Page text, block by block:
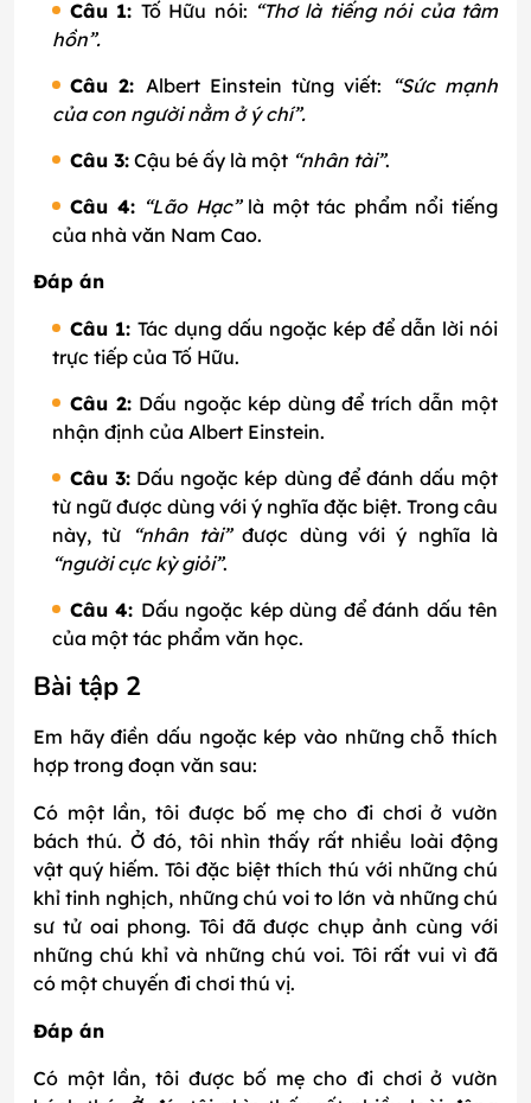
Câu 1: Tố Hữu nói: “Thơ là tiếng nói của tâm
hồn”.
Câu 2: Albert Einstein từng viết:
“Sức mạnh
của con người nằm ở ý chí”.
Câu 3: Cậu bé ấy là một “nhân tài”.
Câu 4: “Lão Hạc”là một tác phẩm nổi tiếng
của nhà văn Nam Cao.
Đáp án
Câu 1: Tác dụng dấu ngoặc kép để dẫn lời nói
trực tiếp của Tố Hữu.
Câu 2: Dấu ngoặc kép dùng để trích dẫn một
nhận định của Albert Einstein.
Câu 3: Dấu ngoặc kép dùng để đánh dấu một
từ ngữ được dùng với ý nghĩa đặc biệt. Trong câu
này, từ
“nhân tài”được dùng với ý nghĩa là
“người cực kỳ giỏi”.
Câu 4: Dấu ngoặc kép dùng để đánh dấu tên
của một tác phẩm văn học.
Bài tập 2
Em hãy điền dấu ngoặc kép vào những chỗ thích
hợp trong đoạn văn sau:
Có một lần, tôi được bố mẹ cho đi chơi ở vườn
bách thú. Ở đó, tôi nhìn thấy rất nhiều loài động
vật quý hiếm. Tôi đặc biệt thích thú với những chú
khỉ tinh nghịch, những chú voi to lớn và những chú
sư tử oai phong. Tôi đã được chụp ảnh cùng với
những chú khỉ và những chú voi. Tôi rất vui vì đã
có một chuyến đi chơi thú vị.
Đáp án
Có một lần, tôi được bố mẹ cho đi chơi ở vườn